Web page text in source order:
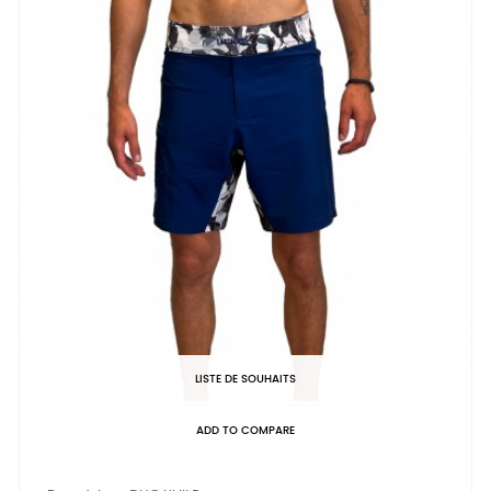
LISTE DE SOUHAITS
ADD TO COMPARE